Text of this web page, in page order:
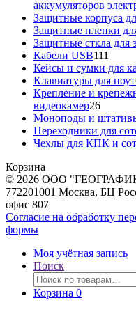
аккумуляторов
Защитные корпуса
Защитные пленки
Защитные сткла для
Кабели USB111
Кейсы и сумки для
Клавиатуры для
Крепление и
видеокамер2626
Моноподы и
Переходники для
Чехлы для КПК и
Корзина
© 2026 ООО
772201001 Москва, БЦ
офис 807
Согласие на обработку
формы
Моя учётная запись
Поиск
Искать:
Корзина 0